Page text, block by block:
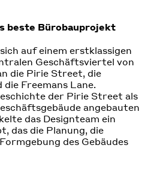
beste Bürobauprojekt
auf einem erstklassigen
Geschäftsviertel von
die Pirie Street, die
die Freemans Lane.
der Pirie Street als
angebauten
das Designteam ein
das die Planung, die
des Gebäudes